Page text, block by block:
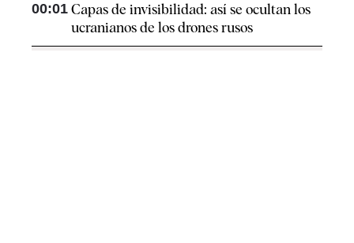
00:01 Capas de invisibilidad: así se ocultan los
ucranianos de los drones rusos